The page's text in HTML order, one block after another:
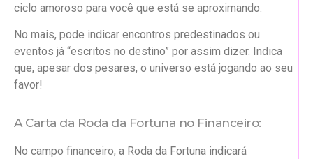
ciclo amoroso para você que está se aproximando.
No mais, pode indicar encontros predestinados ou
eventos já “escritos no destino” por assim dizer. Indica
que, apesar dos pesares, o universo está jogando ao seu
favor!
A Carta da Roda da Fortuna no Financeiro:
No campo financeiro, a Roda da Fortuna indicará